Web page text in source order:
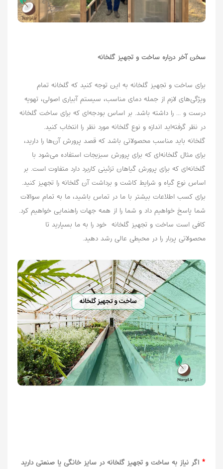
سخن آخر درباره ساخت و تجهیز گلخانه‌
برای ساخت و تجهیز گلخانه‌ به این توجه کنید که گلخانه تمام
ویژگی‌های لازم از جمله دمای مناسب، سیستم آبیاری اصولی، تهویه
درست و ... را داشته باشد. بر اساس بودجه‌ای که برای ساخت گلخانه
در نظر گرفته‌اید اندازه و نوع گلخانه مورد نظر را انتخاب کنید.
گلخانه باید مناسب محصولاتی باشد که قصد پرورش آن‌ها را دارید،
برای مثال گلخانه‌ای که برای پرورش سبزیجات استفاده می‌شود با
گلخانه‌ای که برای پرورش گیاهان تزئینی کاربرد دارد متفاوت است. بر
اساس نوع گیاه و شرایط کاشت و برداشت آن گلخانه را تجهیز کنید.
برای کسب اطلاعات بیشتر با ما در تماس باشید، ما به تمام سوالات
شما پاسخ خواهیم داد و شما را از همه جهات راهنمایی خواهیم کرد.
کافی است ساخت و تجهیز گلخانه‌ خود را به ما بسپارید تا
محصولاتی پربار را در محیطی عالی رشد دهید.
* اگر نیاز به ساخت و تجهیز گلخانه در سایز خانگی یا صنعتی دارید